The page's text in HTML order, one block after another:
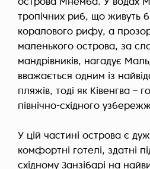
острова Мнемба. У водах
тропічних риб, що живуть
коралового рифу, а
маленького острова, за
мандрівників, нагадує
вважається одним із
пляжів, тоді як Ківенгва –
північно-східного
У цій частині острова є
комфортні готелі, здатні
східному Занзібарі на